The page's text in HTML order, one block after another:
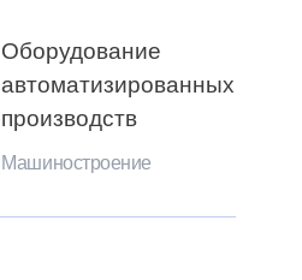
Оборудование
автоматизированных
производств
Машиностроение